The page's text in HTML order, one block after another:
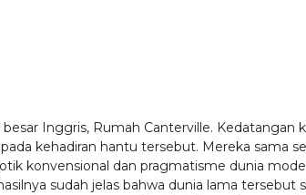
Inggris, Rumah Canterville.
kehadiran hantu tersebut. Mereka sama
konvensional dan pragmatisme dunia
sudah jelas bahwa dunia lama tersebut